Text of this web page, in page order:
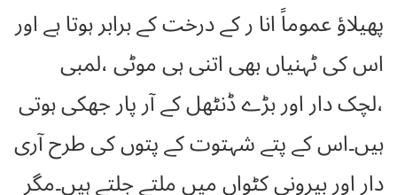
پھیلاؤ عموماً انا ر کے درخت کے برابر ہوتا ہے اور
اس کی ٹہنیاں بھی اتنی ہی موٹی ،لمبی
،لچک دار اور بڑے ڈنٹھل کے آر پار جھکی ہوتی
ہیں۔اس کے پتے شہتوت کے پتوں کی طرح آری
دار اور بیرونی کٹواں میں ملتے جلتے ہیں۔مگر